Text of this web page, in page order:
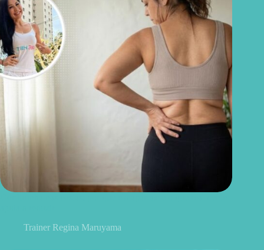
Trainer Regina Maruyama